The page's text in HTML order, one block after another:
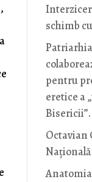
schimb
pentru
eretice a
Octavian
Naţională